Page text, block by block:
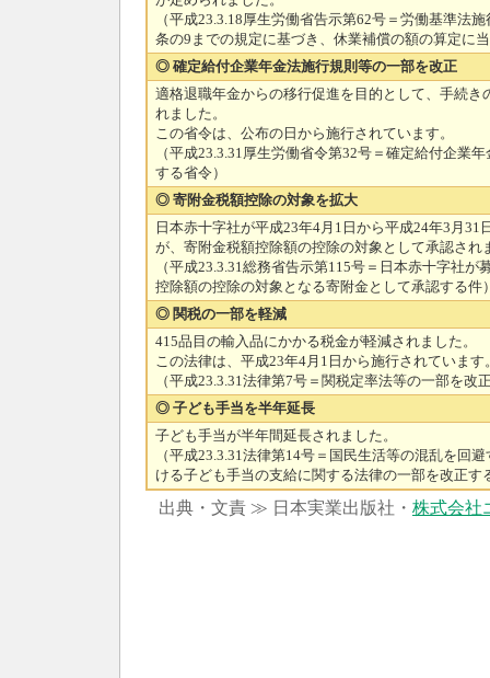
（平成23.3.18厚生労働省告示第62号＝労働基準法
条の9までの規定に基づき、休業補償の額の算定に
◎ 確定給付企業年金法施行規則等の一部を改正
適格退職年金からの移行促進を目的として、手続き
れました。
この省令は、公布の日から施行されています。
（平成23.3.31厚生労働省令第32号＝確定給付企業
する省令）
◎ 寄附金税額控除の対象を拡大
日本赤十字社が平成23年4月1日から平成24年3月31
が、寄附金税額控除額の控除の対象として承認され
（平成23.3.31総務省告示第115号＝日本赤十字社が
控除額の控除の対象となる寄附金として承認する件
◎ 関税の一部を軽減
415品目の輸入品にかかる税金が軽減されました。
この法律は、平成23年4月1日から施行されています
（平成23.3.31法律第7号＝関税定率法等の一部を改
◎ 子ども手当を半年延長
子ども手当が半年間延長されました。
（平成23.3.31法律第14号＝国民生活等の混乱を回
ける子ども手当の支給に関する法律の一部を改正す
出典・文責 ≫ 日本実業出版社・ 株式会社